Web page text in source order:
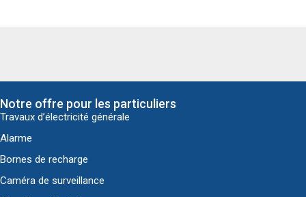
Notre offre pour les particuliers
Travaux d’électricité générale
Alarme
Bornes de recharge
Caméra de surveillance